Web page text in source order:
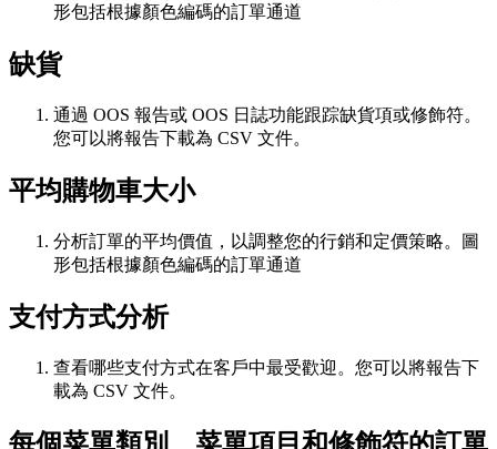
形包括根據顏色編碼的訂單通道
缺貨
通過 OOS 報告或 OOS 日誌功能跟踪缺貨項或修飾符。
您可以將報告下載為 CSV 文件。
平均購物車大小
分析訂單的平均價值，以調整您的行銷和定價策略。圖
形包括根據顏色編碼的訂單通道
支付方式分析
查看哪些支付方式在客戶中最受歡迎。您可以將報告下
載為 CSV 文件。
每個菜單類別、菜單項目和修飾符的訂單